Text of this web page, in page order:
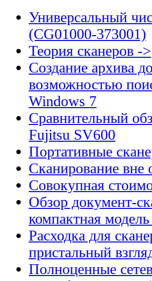
Универсальный
(CG01000-373001)
Теория сканеров ->
Создание архива
возможностью
Windows 7
Сравнительный
Fujitsu SV600
Портативные
Сканирование вне
Совокупная
Обзор документ-
компактная
Расходка для
пристальный
Полноценные